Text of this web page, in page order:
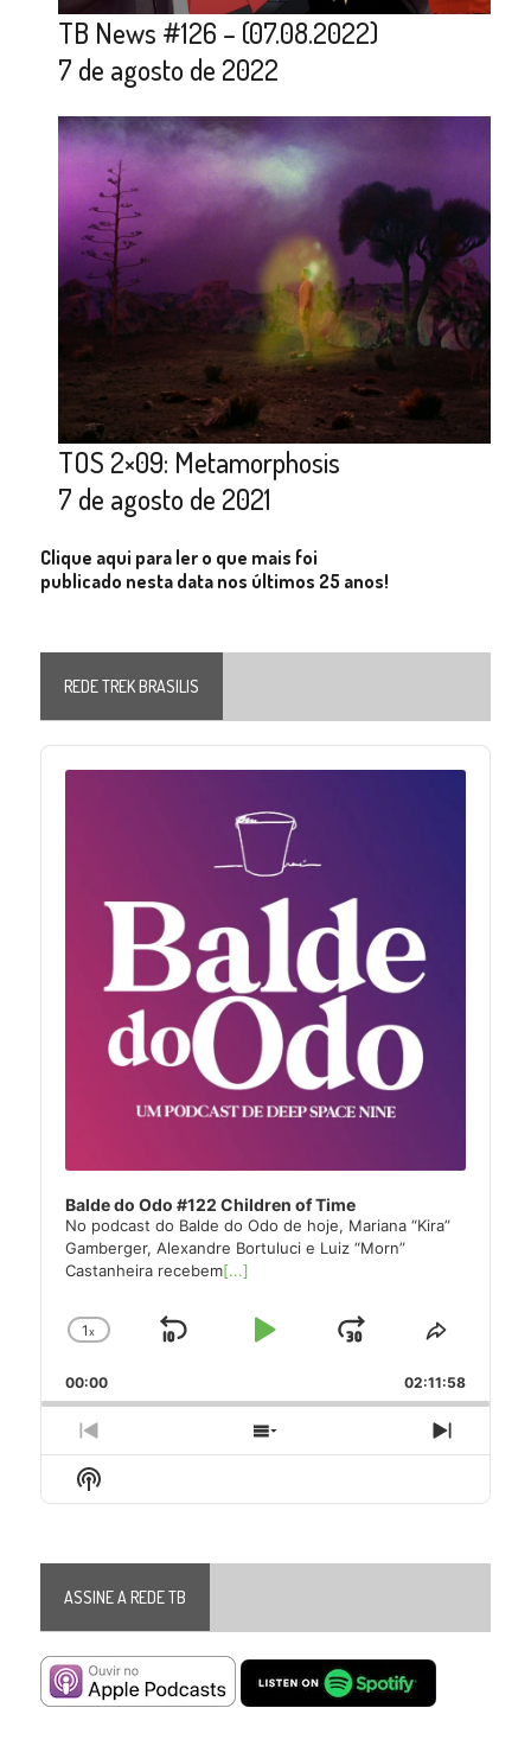
TB News #126 – (07.08.2022)
7 de agosto de 2022
TOS 2×09: Metamorphosis
7 de agosto de 2021
Clique aqui para ler o que mais foi
publicado nesta data nos últimos 25 anos!
REDE TREK BRASILIS
Audio
Player
Balde do Odo #122 Children of Time
No podcast do Balde do Odo de hoje, Mariana “Kira”
Gamberger, Alexandre Bortuluci e Luiz “Morn”
Castanheira recebem[...]
Change
Rate
1x
Skip
Play
Jump
Forward
Share
Episode
00:00 02:11:58
Previous
Episode
Show
Episodes
Next
Episode
Show
Podcast
ASSINE A REDE TB